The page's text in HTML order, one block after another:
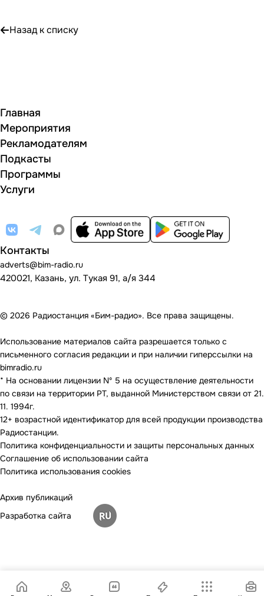
Назад к списку
Главная
Мероприятия
Рекламодателям
Подкасты
Программы
Услуги
Контакты
adverts@bim-radio.ru
420021, Казань, ул. Тукая 91, а/я 344
© 2026 Радиостанция «Бим-радио». Все права защищены.
Использование материалов сайта разрешается только с
письменного согласия редакции и при наличии гиперссылки на
bimradio.ru
* На основании лицензии Nº 5 на осуществление деятельности
по связи на территории РТ, выданной Министерством связи от 21.
11. 1994г.
12+ возрастной идентификатор для всей продукции производства
Радиостанции.
Политика конфиденциальности и защиты персональных данных
Соглашение об использовании сайта
Политика использования cookies
Архив публикаций
Разработка сайта